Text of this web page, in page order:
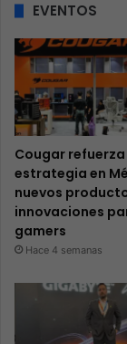
EVENTOS
Cougar refuerza
estrategia en
nuevos
innovaciones
gamers
Hace 4 semanas